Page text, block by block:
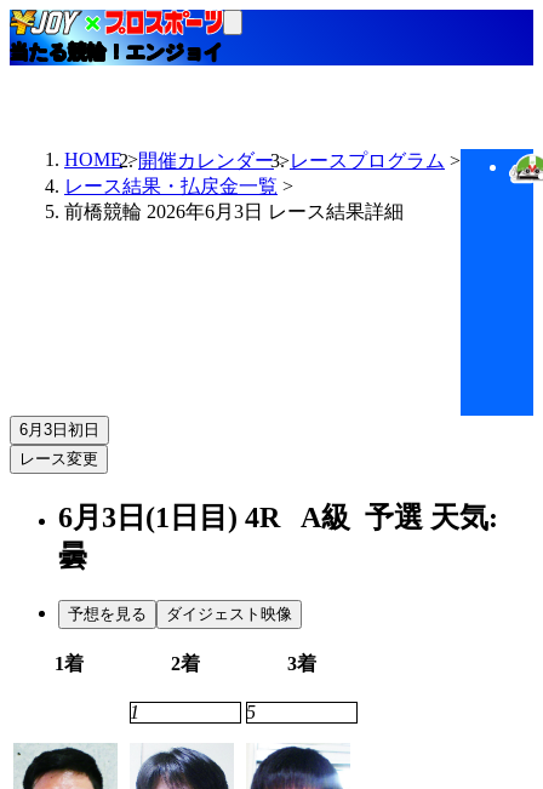
当たる競輪！エンジョイ
HOME 開催カレンダー
レースプログラム
レース結果・払戻金一覧
前橋競輪 2026年6月3日 レース結果詳細
6月3日 初日
レース変更
6月3日(1日目) 4R A級 予選 天気:
曇
予想を見る ダイジェスト映像
1着 2着 3着
1 5